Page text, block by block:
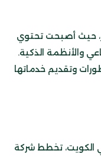
حيث أصبحت تحتوي
والأنظمة الذكية.
وتقديم خدماتها
الكويت، تخطط شركة